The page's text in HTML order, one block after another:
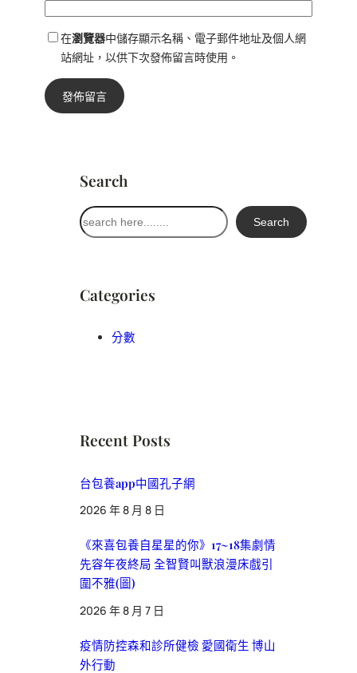
在瀏覽器中儲存顯示名稱、電子郵件地址及個人網
站網址，以供下次發佈留言時使用。
Search
搜
尋
Search
Categories
分數
Recent Posts
台包養app中國孔子網
2026 年 8 月 8 日
《來喜包養自星星的你》17~18集劇情
先容年夜終局 全智賢叫獸浪漫床戲引
圍不雅(圖)
2026 年 8 月 7 日
疫情防控森和診所健檢 愛國衛生 博山
外行動